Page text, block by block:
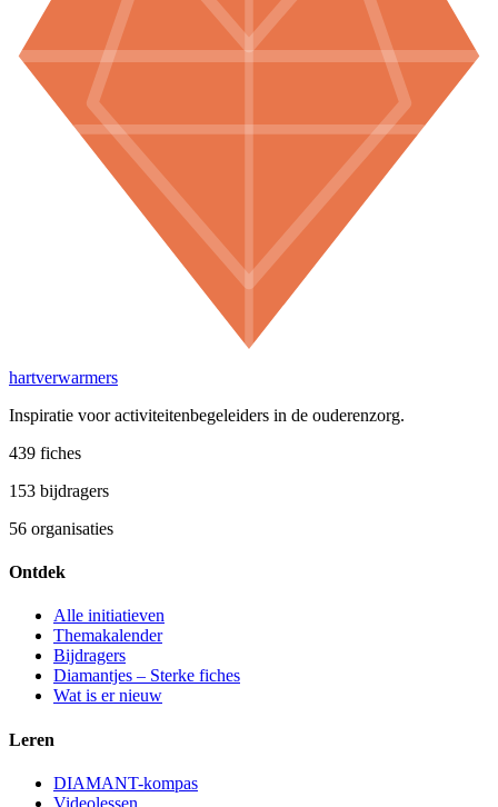
hartverwarmers
Inspiratie voor activiteitenbegeleiders in de ouderenzorg.
439 fiches
153 bijdragers
56 organisaties
Ontdek
Alle initiatieven
Themakalender
Bijdragers
Diamantjes – Sterke fiches
Wat is er nieuw
Leren
DIAMANT-kompas
Videolessen